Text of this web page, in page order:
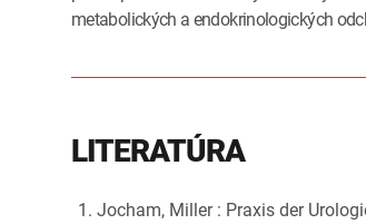
metabolických a endokrinologických
LITERATÚRA
Jocham, Miller : Praxis der